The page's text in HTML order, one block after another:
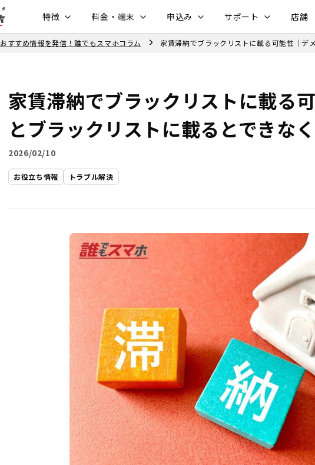
特徴 料金・端末 申込み サポート 店舗
おすすめ情報を発信！誰でもスマホコラム 家賃滞納でブラックリストに載る可能性｜デ
家賃滞納でブラックリストに載る
とブラックリストに載るとできな
2026/02/10
お役立ち情報 トラブル解決